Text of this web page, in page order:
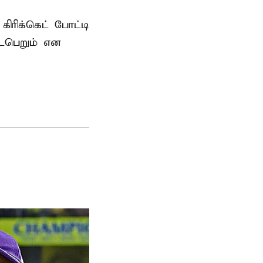
போட்டி
என